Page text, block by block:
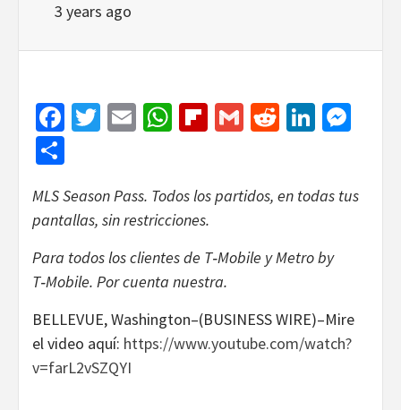
3 years ago
Facebook
Twitter
EmailWhatsApp
Flipboard
GmailReddit
MLS Season Pass. Todos los partidos, en todas tus
pantallas, sin restricciones.
Para todos los clientes de T‑Mobile y Metro by
T‑Mobile. Por cuenta nuestra.
BELLEVUE, Washington–(BUSINESS WIRE)–Mire
el video aquí: https://www.youtube.com/watch?
v=farL2vSZQYI